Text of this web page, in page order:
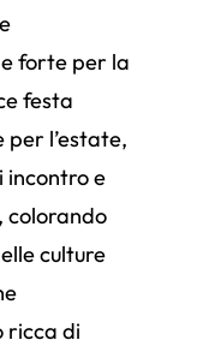
forte per la
festa
l’estate,
incontro e
colorando
culture
ricca di